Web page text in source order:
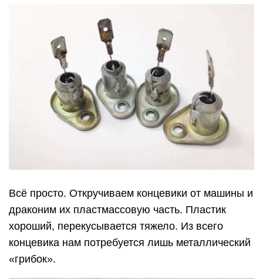
Всё просто. Откручиваем концевики от машины и
драконим их пластмассовую часть. Пластик
хороший, перекусывается тяжело. Из всего
концевика нам потребуется лишь металлический
«грибок».